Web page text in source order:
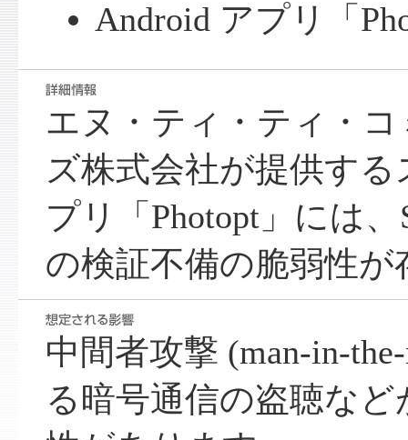
Android アプリ「
エヌ・ティ・ティ・
ズ株式会社が提供す
プリ「Photopt」には
の検証不備の脆弱性が
中間者攻撃 (man-in-
る暗号通信の盗聴な